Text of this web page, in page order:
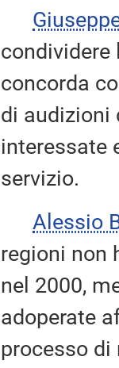
condividere
concorda
di audizioni
interessate
servizio.
Alessio
regioni non
nel 2000,
adoperate
processo di